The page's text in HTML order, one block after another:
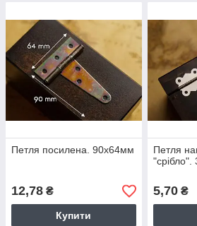
Петля посилена. 90х64мм
12,78 ₴
Купити
Петля
5,70₴